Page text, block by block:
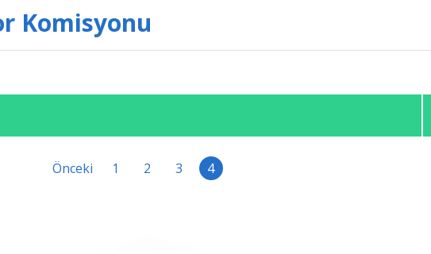
Komisyonu
Önceki 1 2 3 4